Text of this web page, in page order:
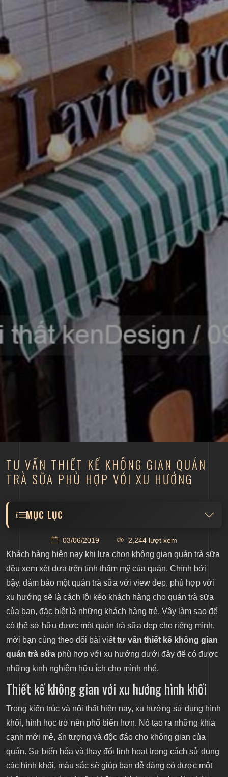
​TƯ VẤN THIẾT KẾ KHÔNG GIAN QUÁN
TRÀ SỮA PHÙ HỢP VỚI XU HƯỚNG
MỤC LỤC
Trang trí không gian bằng những gam màu tươi trẻ
Sử dụng đồ decor đẹp, ấn tượng
03/06/2019 2,244 lượt xem
Khách hàng hiện nay khi lựa chọn không gian quán trà sữa
đều xem xét dựa trên tính thẩm mỹ của quán. Chính bởi
bậy, đảm bảo một quán trà sữa với view đẹp, phù hợp với
xu hướng sẽ là cách lôi kéo khách hàng cho quán trà sữa
của bạn, đặc biệt là những khách hàng trẻ. Vậy làm sao để
có thể sở hữu được một quán trà sữa đẹp cho riêng mình,
mời bạn cùng theo dõi bài viếttư vấn thiết kế không gian
quán trà sữa phù hợp với xu hướng dưới đây để có được
những kinh nghiệm hữu ích cho mình nhé.
Thiết kế không gian với xu hướng hình khối
Trong kiến trúc và nội thất hiện nay, xu hướng sử dụng hình
khối, hình học trở nên phổ biến hơn. Nó tạo ra những khía
cạnh mới mẻ, ấn tượng và độc đáo cho không gian của
quán. Sự biến hóa và thay đổi linh hoạt trong cách sử dụng
các hình khối, màu sắc sẽ giúp bạn dễ dàng có được một